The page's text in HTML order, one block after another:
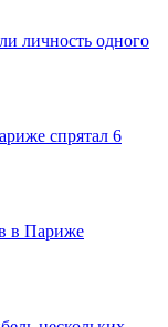
личность одного
спрятал 6
в Париже